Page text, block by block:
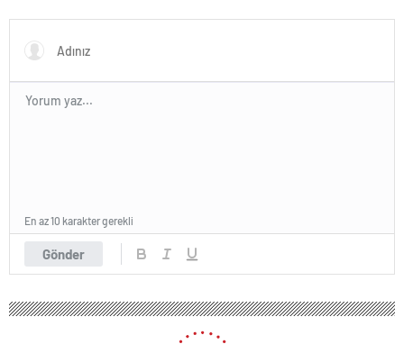
Gönder
En az 10 karakter gerekli